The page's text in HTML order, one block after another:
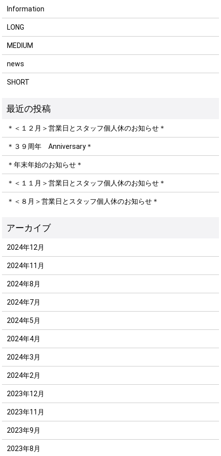
Information
LONG
MEDIUM
news
SHORT
＊＜１２月＞営業日とスタッフ個人休のお知らせ＊
＊３９周年 Anniversary＊
＊年末年始のお知らせ＊
＊＜１１月＞営業日とスタッフ個人休のお知らせ＊
＊＜８月＞営業日とスタッフ個人休のお知らせ＊
2024年12月
2024年11月
2024年8月
2024年7月
2024年5月
2024年4月
2024年3月
2024年2月
2023年12月
2023年11月
2023年9月
2023年8月